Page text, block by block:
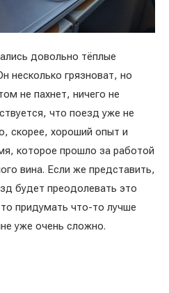
довольно тёплые
несколько грязноват, но
не пахнет, ничего не
что поезд уже не
скорее, хороший опыт и
которое прошло за работой
вина. Если же представить,
будет преодолевать это
придумать что-то лучше
уже очень сложно.